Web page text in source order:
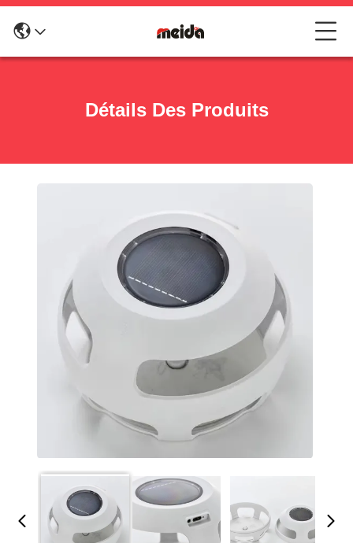
Détails Des Produits